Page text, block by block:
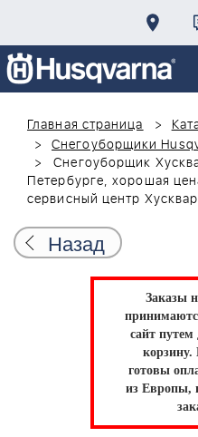
Главная страница
Снегоуборщики
Снегоуборщик
Петербурге, хорошая
сервисный центр
Назад
Заказы
сайт путем
корзину.
готовы
из Европы,